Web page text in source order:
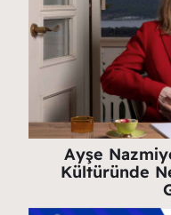
Ayşe
Kültüründe